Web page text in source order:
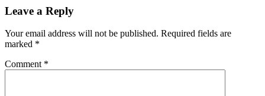
Leave a Reply
Your email address will not be published. Required fields are
marked *
Comment *